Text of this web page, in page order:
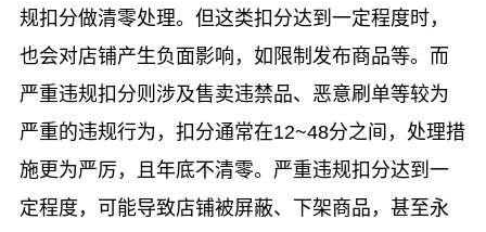
规扣分做清零处理。但这类扣分达到一定程度时，
也会对店铺产生负面影响，如限制发布商品等。而
严重违规扣分则涉及售卖违禁品、恶意刷单等较为
严重的违规行为，扣分通常在12~48分之间，处理措
施更为严厉，且年底不清零。严重违规扣分达到一
定程度，可能导致店铺被屏蔽、下架商品，甚至永